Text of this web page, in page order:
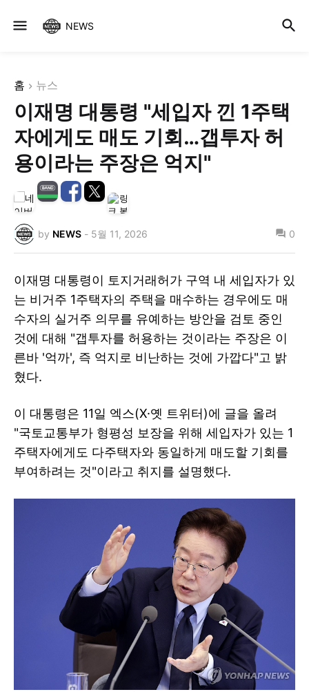
NEWS
홈 뉴스
이재명 대통령 "세입자 낀 1주택
자에게도 매도 기회…갭투자 허
용이라는 주장은 억지"
by NEWS - 5월 11, 2026 0
이재명 대통령이 토지거래허가 구역 내 세입자가 있
는 비거주 1주택자의 주택을 매수하는 경우에도 매
수자의 실거주 의무를 유예하는 방안을 검토 중인
것에 대해 "갭투자를 허용하는 것이라는 주장은 이
른바 '억까', 즉 억지로 비난하는 것에 가깝다"고 밝
혔다.
이 대통령은 11일 엑스(X·옛 트위터)에 글을 올려
"국토교통부가 형평성 보장을 위해 세입자가 있는 1
주택자에게도 다주택자와 동일하게 매도할 기회를
부여하려는 것"이라고 취지를 설명했다.